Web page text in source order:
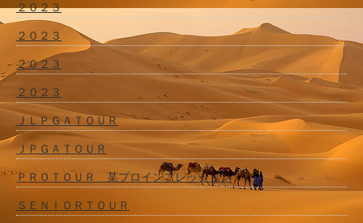
２０２３
２０２３
２０２３
２０２３
ＪＬＰＧＡＴＯＵＲ
ＪＰＧＡＴＯＵＲ
ＰＲＯＴＯＵＲ 某プロインプレッション
ＳＥＮＩＯＲＴＯＵＲ